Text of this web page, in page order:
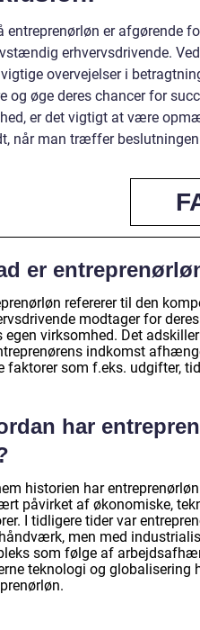
entreprenørløn er afgørende
erhvervsdrivende.
overvejelser i
og øge deres chancer for
er det vigtigt at være
når man træffer
er
refererer til den
modtager for
egen virksomhed. Det
indkomst
faktorer som f.eks. udgifter,
har
historien har
påvirket af økonomiske,
I tidligere tider var
men med
som følge af
teknologi og globalisering